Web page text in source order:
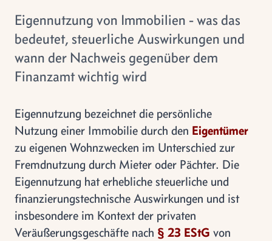
Eigennutzung von Immobilien - was das
bedeutet, steuerliche Auswirkungen und
wann der Nachweis gegenüber dem
Finanzamt wichtig wird
Eigennutzung bezeichnet die persönliche
Nutzung einer Immobilie durch den Eigentümer
zu eigenen Wohnzwecken im Unterschied zur
Fremdnutzung durch Mieter oder Pächter. Die
Eigennutzung hat erhebliche steuerliche und
finanzierungstechnische Auswirkungen und ist
insbesondere im Kontext der privaten
Veräußerungsgeschäfte nach § 23 EStG von